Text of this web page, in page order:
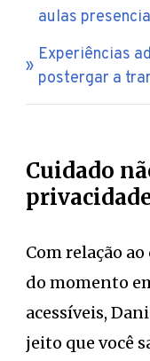
aulas
Experiências
postergar a
Cuidado
Com relação
do momento
acessíveis,
jeito que você